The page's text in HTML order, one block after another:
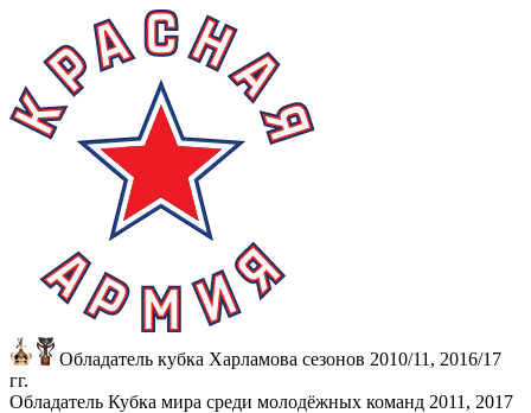
Обладатель кубка Харламова сезонов 2010/11, 2016/17
гг.
Обладатель Кубка мира среди молодёжных команд 2011, 2017